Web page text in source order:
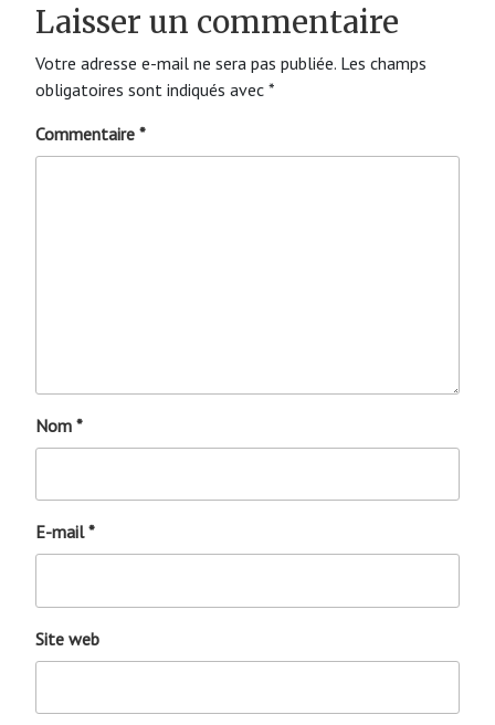
Laisser un commentaire
Votre adresse e-mail ne sera pas publiée. Les champs
obligatoires sont indiqués avec *
Commentaire *
Nom *
E-mail*
Site web